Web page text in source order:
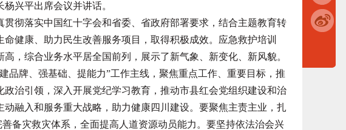
兴平出席会议并讲话。
彻落实中国红十字会和省委、省政府部署要求，结合主题教育转
健康、助力民生改善服务项目，取得积极成效。应急救护培训
，综合业务水平居全国前列，展示了新气象、新变化、新风貌。
牌、强基础、提能力”工作主线，聚焦重点工作、重要目标，推
治引领，深入开展党纪学习教育，推动市县红会党组织建设和治
融入和服务重大战略，助力健康四川建设。要聚焦主责主业，扎
善备灾救灾体系，全面提高人道资源动员能力。要坚持依法治会兴